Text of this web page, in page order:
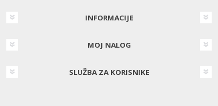
INFORMACIJE
MOJ NALOG
SLUŽBA ZA KORISNIKE